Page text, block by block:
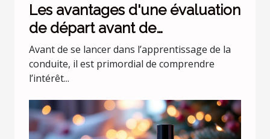
Les avantages d'une évaluation
de départ avant de
commencer les leçons de
conduite
Avant de se lancer dans l’apprentissage de la
conduite, il est primordial de comprendre
l’intérêt...